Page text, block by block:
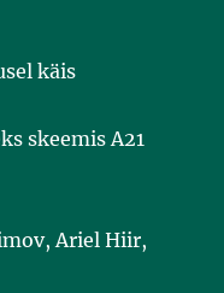
käis
skeemis A21
Ariel Hiir,